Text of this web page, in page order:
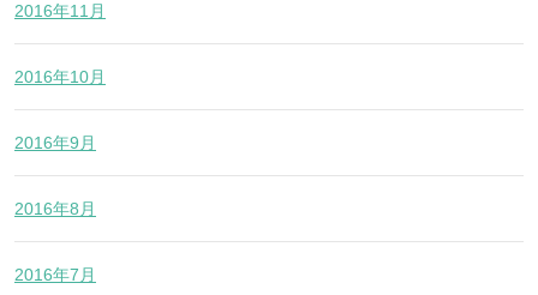
2016年11月
2016年10月
2016年9月
2016年8月
2016年7月